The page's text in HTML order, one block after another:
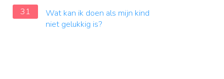
31
Wat kan ik doen als mijn kind
niet gelukkig is?